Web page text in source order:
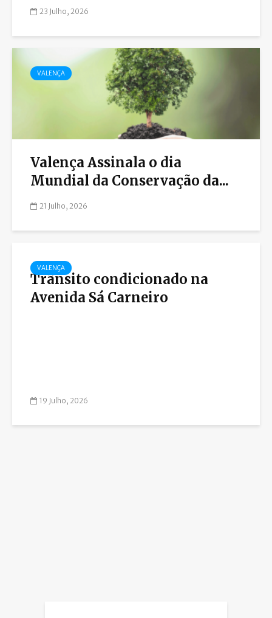
23 Julho, 2026
VALENÇA
Valença Assinala o dia
Mundial da Conservação da...
21 Julho, 2026
VALENÇA
Trânsito condicionado na
Avenida Sá Carneiro
19 Julho, 2026